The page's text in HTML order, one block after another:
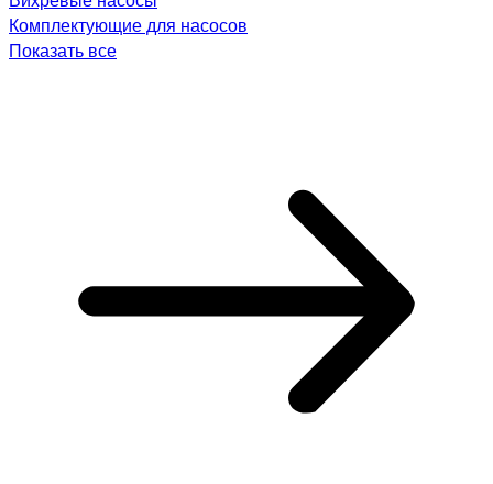
Комплектующие для насосов
Показать все